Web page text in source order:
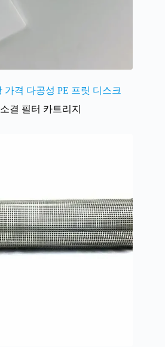
가격 다공성 PE 프릿 디스크
소결 필터 카트리지